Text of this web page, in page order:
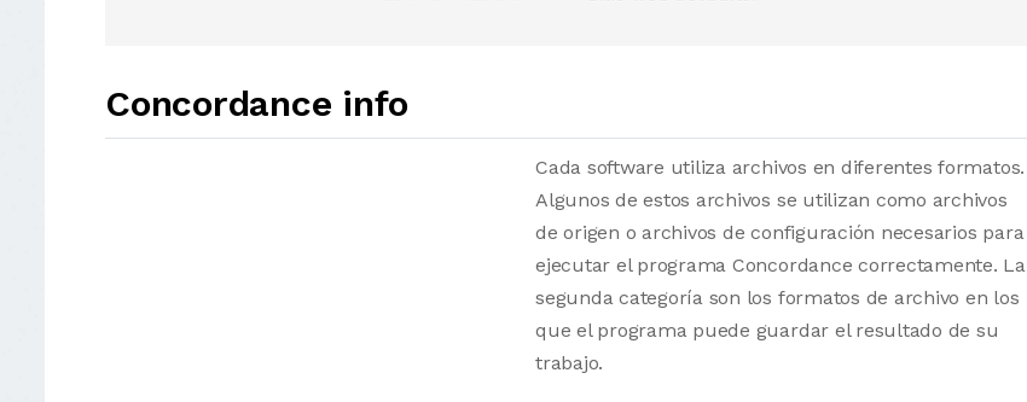
Concordance info
Cada software utiliza archivos en diferentes formatos.
Algunos de estos archivos se utilizan como archivos
de origen o archivos de configuración necesarios para
ejecutar el programa Concordance correctamente. La
segunda categoría son los formatos de archivo en los
que el programa puede guardar el resultado de su
trabajo.